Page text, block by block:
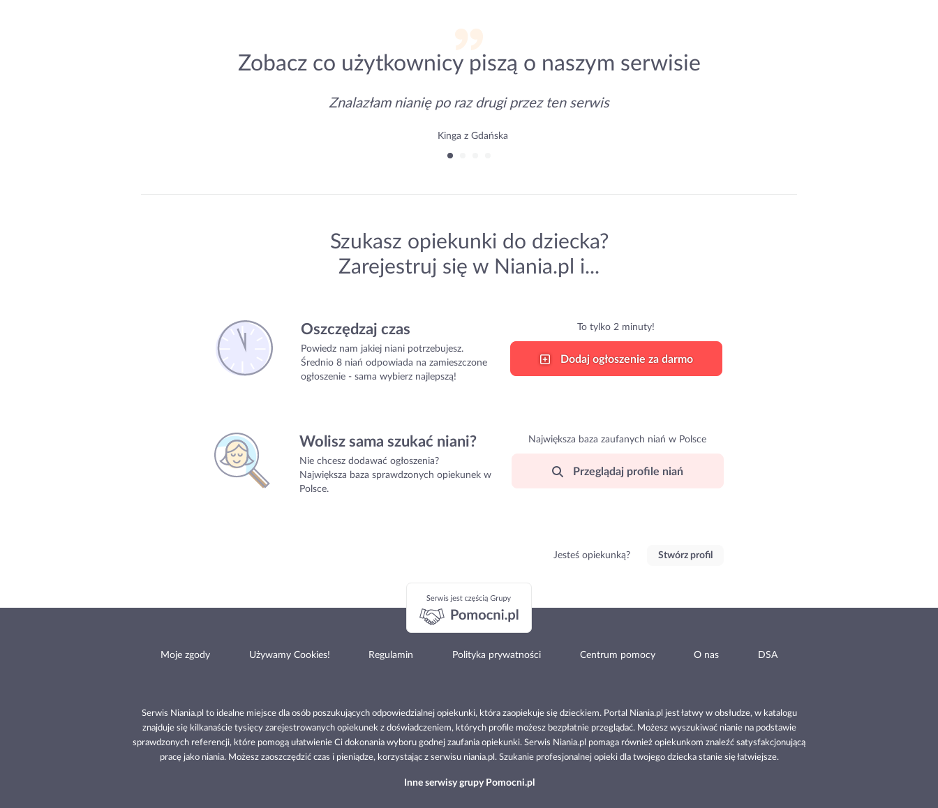
Zobacz co użytkownicy piszą o naszym serwisie
Znalazłam nianię po raz drugi przez ten serwis
Kinga z Gdańska
Szukasz opiekunki do dziecka?
Zarejestruj się w Niania.pl i...
Oszczędzaj czas
Powiedz nam jakiej niani potrzebujesz.
Średnio 8 niań odpowiada na zamieszczone
ogłoszenie - sama wybierz najlepszą!
To tylko 2 minuty!
Dodaj ogłoszenie za darmo
Wolisz sama szukać niani?
Nie chcesz dodawać ogłoszenia?
Największa baza sprawdzonych opiekunek w
Polsce.
Największa baza zaufanych niań w Polsce
Przeglądaj profile niań
Jesteś opiekunką? Stwórz profil
Moje zgody Używamy Cookies! Regulamin Polityka prywatności Centrum pomocy O nas DSA
Serwis Niania.pl to idealne miejsce dla osób poszukujących odpowiedzialnej opiekunki, która zaopiekuje się dzieckiem. Portal Niania.pl jest łatwy w obsłudze, w katalogu
znajduje się kilkanaście tysięcy zarejestrowanych opiekunek z doświadczeniem, których profile możesz bezpłatnie przeglądać. Możesz wyszukiwać nianie na podstawie
sprawdzonych referencji, które pomogą ułatwienie Ci dokonania wyboru godnej zaufania opiekunki. Serwis Niania.pl pomaga również opiekunkom znaleźć satysfakcjonującą
pracę jako niania. Możesz zaoszczędzić czas i pieniądze, korzystając z serwisu niania.pl. Szukanie profesjonalnej opieki dla twojego dziecka stanie się łatwiejsze.
Inne serwisy grupy Pomocni.pl